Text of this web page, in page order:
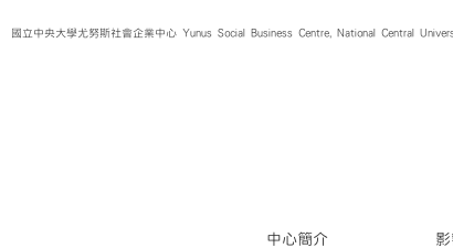
to國立中央大學尤努斯社會企業中心 Yunus Social Business Centre, National Central
中心簡介